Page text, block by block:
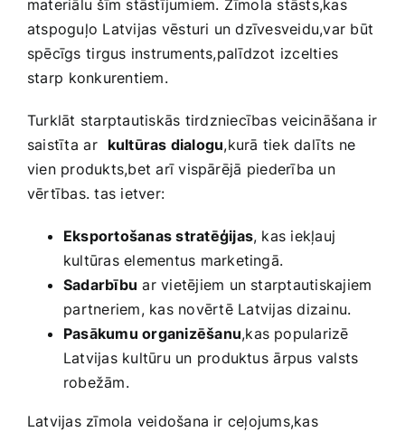
materiālu šīm stāstījumiem. Zīmola stāsts,kas‍
atspoguļo Latvijas⁣ vēsturi un dzīvesveidu,var‌ būt
‌spēcīgs ⁢tirgus instruments,palīdzot izcelties
starp ⁤konkurentiem.
Turklāt starptautiskās ⁢tirdzniecības veicināšana⁣ ir​
saistīta ⁤ar ⁢ kultūras dialogu,kurā tiek‍ dalīts ne
vien produkts,bet arī vispārējā ⁣piederība un
vērtības. tas ietver:
Eksportošanas stratēģijas, kas iekļauj
kultūras elementus marketingā.
Sadarbību ar vietējiem un starptautiskajiem
⁤partneriem, kas novērtē ⁢Latvijas dizainu.
Pasākumu organizēšanu,kas popularizē
Latvijas kultūru un produktus ⁤ārpus valsts‍
robežām.
Latvijas ‍zīmola veidošana ir ceļojums,kas